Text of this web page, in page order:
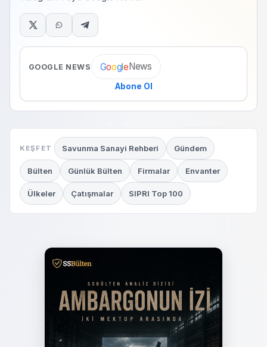
GOOGLE NEWS GoogleNews
Abone Ol
KEŞFET Savunma Sanayi Rehberi Gündem
Bülten Günlük Bülten Firmalar Envanter
Ülkeler Çatışmalar SIPRI Top 100